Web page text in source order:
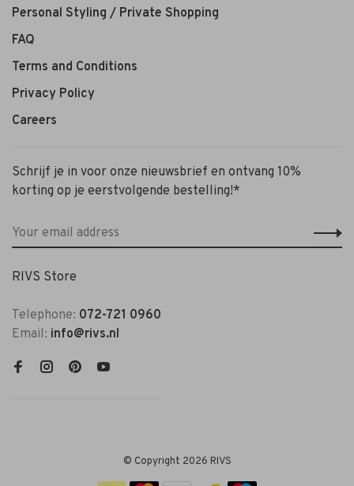
Personal Styling / Private Shopping
FAQ
Terms and Conditions
Privacy Policy
Careers
Schrijf je in voor onze nieuwsbrief en ontvang 10%
korting op je eerstvolgende bestelling!*
RIVS Store
Telephone: 072-721 0960
Email: info@rivs.nl
© Copyright 2026 RIVS